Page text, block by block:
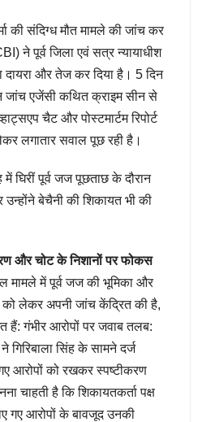
की संदिग्ध मौत मामले की जांच कर
ने पूर्व जिला एवं सत्र न्यायाधीश
दायरा और तेज कर दिया है। 5 दिन
जांच एजेंसी कथित क्राइम सीन से
चैट और पोस्टमार्टम रिपोर्ट
लगातार सवाल पूछ रही है।
घिरीं पूर्व जज पूछताछ के दौरान
बेचैनी की शिकायत भी की
और चोट के निशानों पर फोकस
मामले में पूर्व जज की भूमिका और
को लेकर अपनी जांच केंद्रित की है,
हैं: गंभीर आरोपों पर जवाब तलब:
गिरिबाला सिंह के सामने दर्ज
आरोपों को रखकर स्पष्टीकरण
चाहती है कि शिकायतकर्ता पक्ष
गए आरोपों के बावजूद उनकी